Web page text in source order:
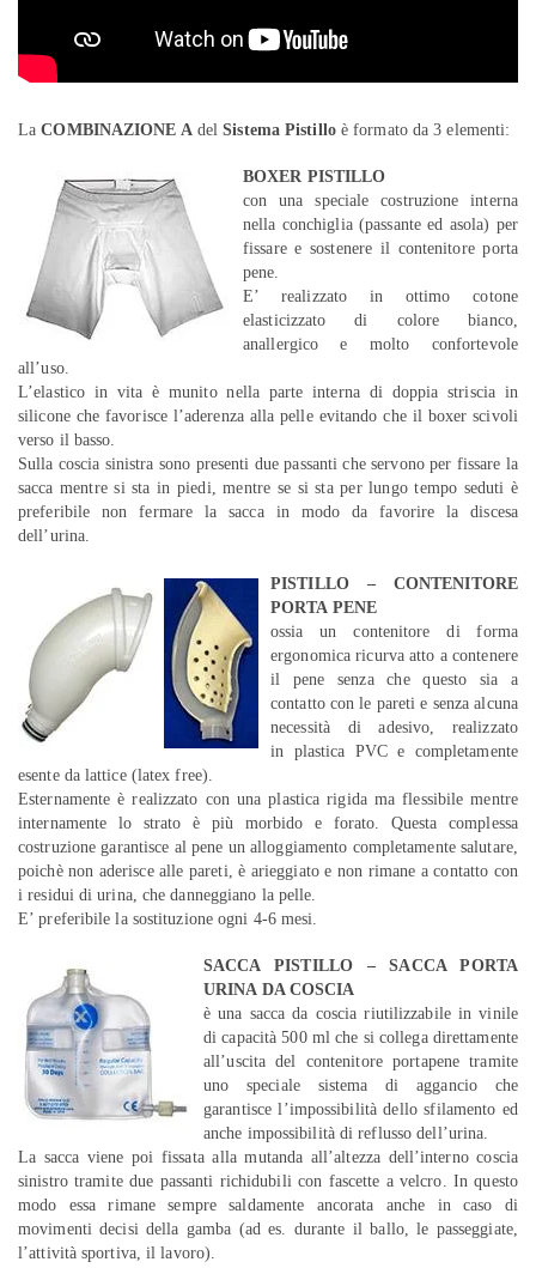
LaCOMBINAZIONE A delSistema Pistilloè formato da 3 elementi:
BOXER PISTILLO
con una speciale costruzione interna
nella conchiglia (passante ed asola) per
fissare e sostenere il contenitore porta
pene.
E’ realizzato in ottimo cotone
elasticizzato di colore bianco,
anallergico e molto confortevole
all’uso.
L’elastico in vita è munito nella parte interna di doppia striscia in
silicone che favorisce l’aderenza alla pelle evitando che il boxer scivoli
verso il basso.
Sulla coscia sinistra sono presenti due passanti che servono per fissare la
sacca mentre si sta in piedi, mentre se si sta per lungo tempo seduti è
preferibile non fermare la sacca in modo da favorire la discesa
dell’urina.
PISTILLO – CONTENITORE
PORTA PENE
ossia un contenitore di forma
ergonomica ricurva atto a contenere
il pene senza che questo sia a
contatto con le pareti e senza alcuna
necessità di adesivo, realizzato
in plastica PVC e completamente
esente da lattice (latex free).
Esternamente è realizzato con una plastica rigida ma flessibile mentre
internamente lo strato è più morbido e forato. Questa complessa
costruzione garantisce al pene un alloggiamento completamente salutare,
poichè non aderisce alle pareti, è arieggiato e non rimane a contatto con
i residui di urina, che danneggiano la pelle.
E’ preferibile la sostituzione ogni 4-6 mesi.
SACCA PISTILLO – SACCA PORTA
URINA DA COSCIA
è una sacca da coscia riutilizzabile in vinile
di capacità 500 ml che si collega direttamente
all’uscita del contenitore portapene tramite
uno speciale sistema di aggancio che
garantisce l’impossibilità dello sfilamento ed
anche impossibilità di reflusso dell’urina.
La sacca viene poi fissata alla mutanda all’altezza dell’interno coscia
sinistro tramite due passanti richidubili con fascette a velcro. In questo
modo essa rimane sempre saldamente ancorata anche in caso di
movimenti decisi della gamba (ad es. durante il ballo, le passeggiate,
l’attività sportiva, il lavoro).